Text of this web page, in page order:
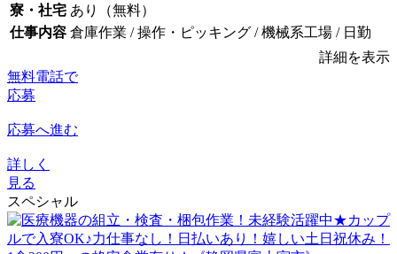
寮・社宅 あり（無料）
仕事内容 倉庫作業 / 操作・ピッキング / 機械系工場 / 日勤
詳細を表示
無料電話で
応募
応募へ進む
詳しく
見る
スペシャル